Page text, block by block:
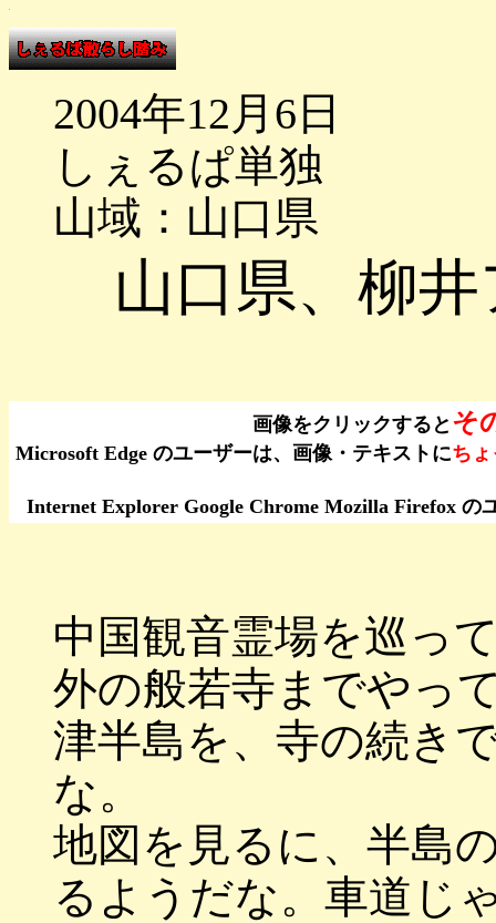
2004年12月6日
しぇるぱ単独
山域：山口県
山口県、柳
画像をクリックすると そ
Microsoft Edge のユーザーは、画像・テキストにち
Internet Explorer Google Chrome Mozilla Firefox の
中国観音霊場を巡っ
外の般若寺までやっ
津半島を、寺の続き
な。
地図を見るに、半島
るようだな。車道じ